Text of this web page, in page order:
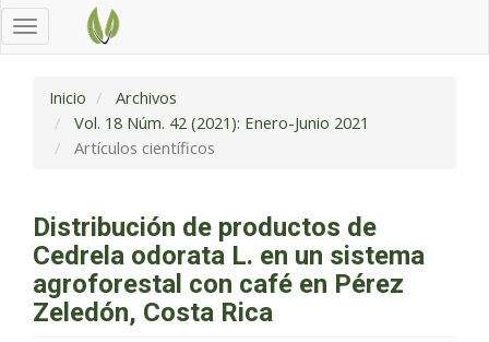
Contenido
principal
lateral
Toggle
navigation
Inicio
Archivos
Vol. 18 Núm. 42 (2021): Enero-Junio 2021
Artículos científicos
Distribución de productos de
Cedrela odorata L. en un sistema
agroforestal con café en Pérez
Zeledón, Costa Rica